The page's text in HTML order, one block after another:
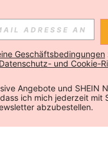
Geschäftsbedingungen
Datenschutz- und Cookie-
Angebote und SHEIN
ich mich jederzeit mit
abzubestellen.